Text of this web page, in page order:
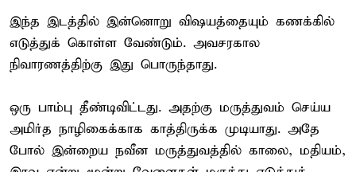
இந்த இடத்தில் இன்னொறு விஷயத்தையும் கணக்கில்
எடுத்துக் கொள்ள வேண்டும். அவசரகால
நிவாரணத்திற்கு இது பொருந்தாது.
ஒரு பாம்பு தீண்டிவிட்டது. அதற்கு மருத்துவம் செய்ய
அமிர்த நாழிகைக்காக காத்திருக்க முடியாது. அதே
போல் இன்றைய நவீன மருத்துவத்தில் காலை, மதியம்,